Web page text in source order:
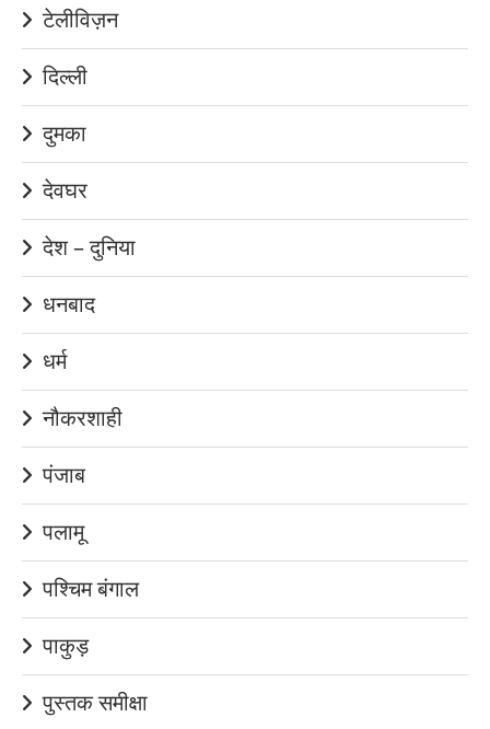
टेलीविज़न
दिल्ली
दुमका
देवघर
देश – दुनिया
धनबाद
धर्म
नौकरशाही
पंजाब
पलामू
पश्चिम बंगाल
पाकुड़
पुस्तक समीक्षा